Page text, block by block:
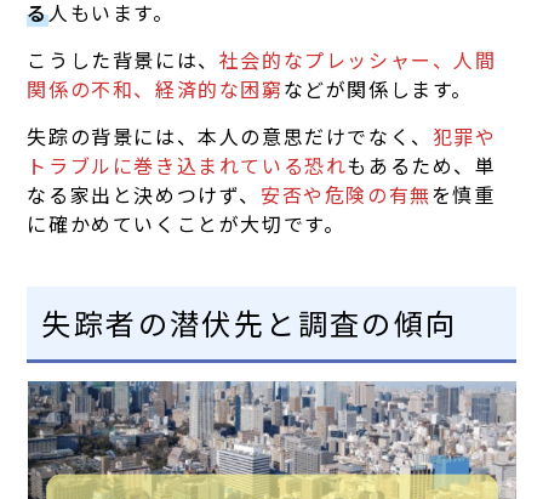
る人もいます。
こうした背景には、 社会的なプレッシャー、人間
関係の不和、経済的な困窮などが関係します。
失踪の背景には、本人の意思だけでなく、 犯罪や
トラブルに巻き込まれている恐れもあるため、単
なる家出と決めつけず、 安否や危険の有無を慎重
に確かめていくことが大切です。
失踪者の潜伏先と調査の傾向